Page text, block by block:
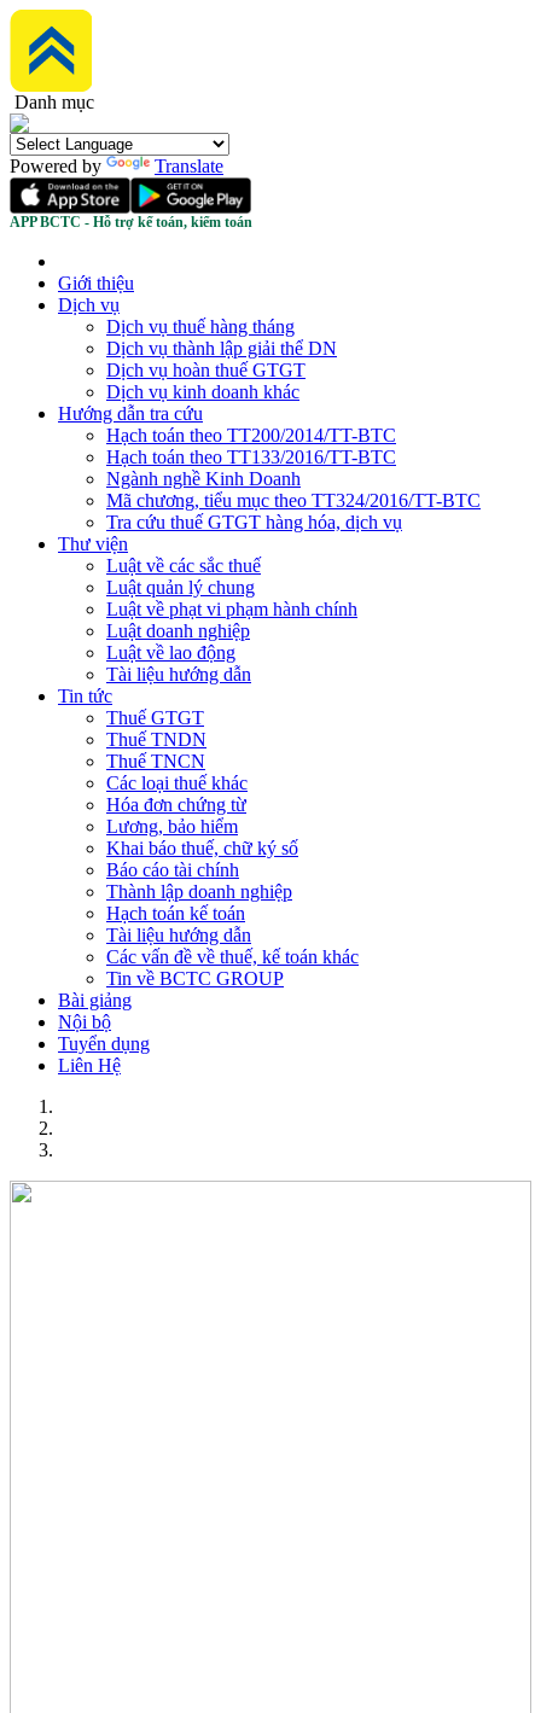
Danh mục
Powered by Translate
APP BCTC - Hỗ trợ kế toán, kiểm toán
Giới thiệu
Dịch vụ
Dịch vụ thuế hàng tháng
Dịch vụ thành lập giải thể DN
Dịch vụ hoàn thuế GTGT
Dịch vụ kinh doanh khác
Hướng dẫn tra cứu
Hạch toán theo TT200/2014/TT-BTC
Hạch toán theo TT133/2016/TT-BTC
Ngành nghề Kinh Doanh
Mã chương, tiểu mục theo TT324/2016/TT-BTC
Tra cứu thuế GTGT hàng hóa, dịch vụ
Thư viện
Luật về các sắc thuế
Luật quản lý chung
Luật về phạt vi phạm hành chính
Luật doanh nghiệp
Luật về lao động
Tài liệu hướng dẫn
Tin tức
Thuế GTGT
Thuế TNDN
Thuế TNCN
Các loại thuế khác
Hóa đơn chứng từ
Lương, bảo hiểm
Khai báo thuế, chữ ký số
Báo cáo tài chính
Thành lập doanh nghiệp
Hạch toán kế toán
Tài liệu hướng dẫn
Các vấn đề về thuế, kế toán khác
Tin về BCTC GROUP
Bài giảng
Nội bộ
Tuyển dụng
Liên Hệ